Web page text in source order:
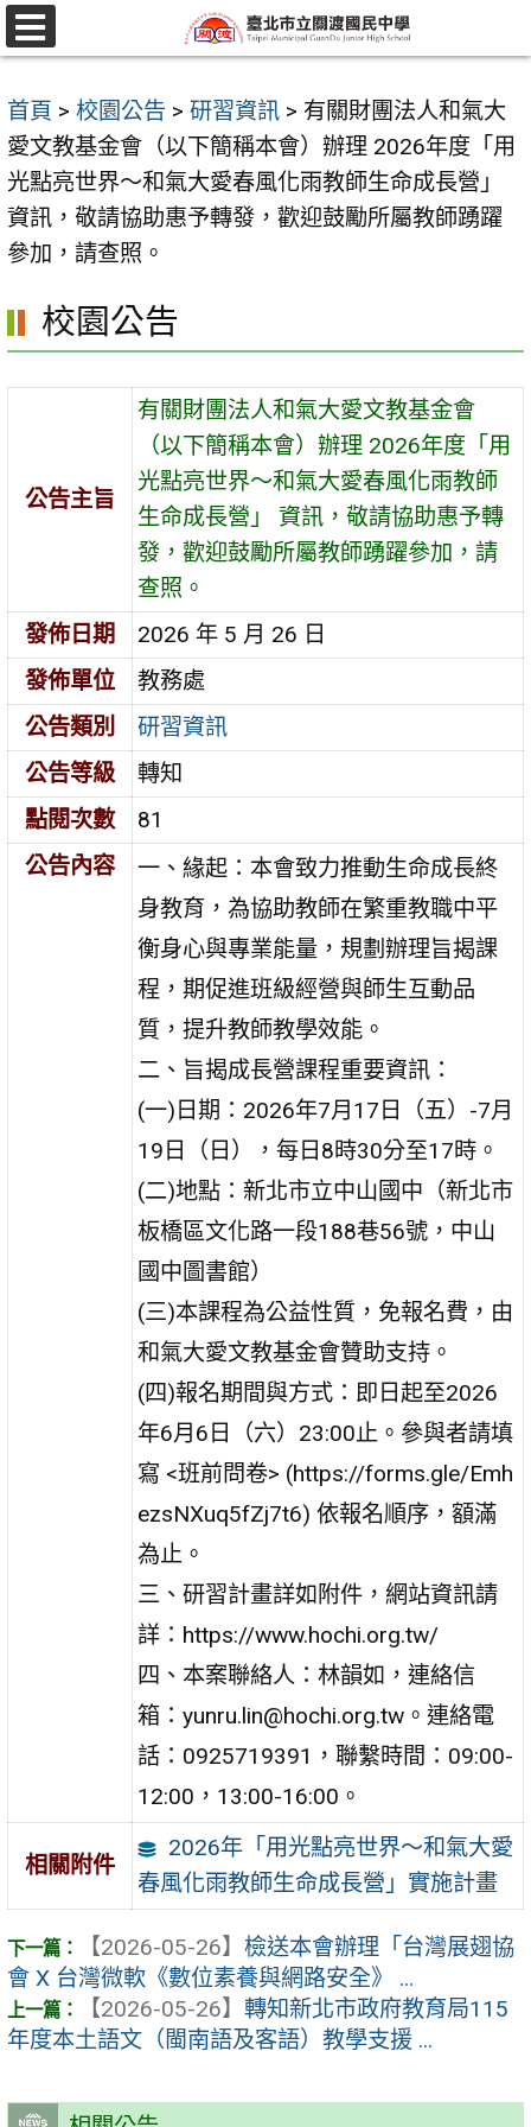
跳
至
要
內
容
區
選
單
首頁 > 校園公告 > 研習資訊 > 有關財團法人和氣大
愛文教基金會（以下簡稱本會）辦理 2026年度「用
光點亮世界～和氣大愛春風化雨教師生命成長營」
資訊，敬請協助惠予轉發，歡迎鼓勵所屬教師踴躍
參加，請查照。
校園公告
公告主旨
有關財團法人和氣大愛文教基金會
（以下簡稱本會）辦理 2026年度「用
光點亮世界～和氣大愛春風化雨教師
生命成長營」 資訊，敬請協助惠予轉
發，歡迎鼓勵所屬教師踴躍參加，請
查照。
發佈日期
2026 年 5 月 26 日
發佈單位
教務處
公告類別
研習資訊
公告等級
轉知
點閱次數
81
公告內容
一、緣起：本會致力推動生命成長終
身教育，為協助教師在繁重教職中平
衡身心與專業能量，規劃辦理旨揭課
程，期促進班級經營與師生互動品
質，提升教師教學效能。
二、旨揭成長營課程重要資訊：
(一)日期：2026年7月17日（五）-7月
19日（日），每日8時30分至17時。
(二)地點：新北市立中山國中（新北市
板橋區文化路一段188巷56號，中山
國中圖書館）
(三)本課程為公益性質，免報名費，由
和氣大愛文教基金會贊助支持。
(四)報名期間與方式：即日起至2026
年6月6日（六）23:00止。參與者請填
寫 <班前問卷> (https://forms.gle/Emh
ezsNXuq5fZj7t6) 依報名順序，額滿
為止。
三、研習計畫詳如附件，網站資訊請
詳：https://www.hochi.org.tw/
四、本案聯絡人：林韻如，連絡信
箱：yunru.lin@hochi.org.tw。連絡電
話：0925719391，聯繫時間：09:00-
12:00，13:00-16:00。
相關附件
2026年「用光點亮世界〜和氣大愛
春風化雨教師生命成長營」實施計畫
【2026-05-26】 檢送本會辦理「台灣展翅協
會 X 台灣微軟《數位素養與網路安全》 ...
【2026-05-26】 轉知新北市政府教育局115
年度本土語文（閩南語及客語）教學支援 ...